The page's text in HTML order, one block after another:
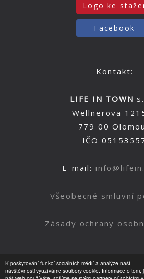
K poskytování funkcí sociálních médií a analýze naší
návštěvnosti využíváme soubory cookie. Informace o tom,
Logo ke
Facebook
Kontakt:
LIFE IN TOWN
Wellnerova
779 00
IČO
E-mail:
Všeobecné smluvní
Zásady ochrany
Nahoru